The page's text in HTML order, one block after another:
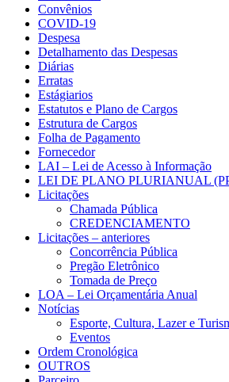
Convênios
COVID-19
Despesa
Detalhamento das Despesas
Diárias
Erratas
Estágiarios
Estatutos e Plano de Cargos
Estrutura de Cargos
Folha de Pagamento
Fornecedor
LAI – Lei de Acesso à Informação
LEI DE PLANO PLURIANUAL
Licitações
Chamada Pública
CREDENCIAMENTO
Licitações – anteriores
Concorrência Pública
Pregão Eletrônico
Tomada de Preço
LOA – Lei Orçamentária Anual
Notícias
Esporte, Cultura, Lazer e
Eventos
Ordem Cronológica
OUTROS